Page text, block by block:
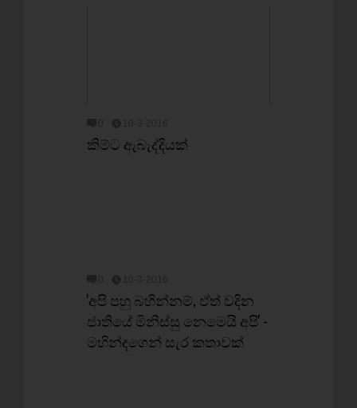
කිම්ට ඇබැද්දියක්
'අපි පහු බහින්නම්, ඒත් වදින
ජාතියේ මිනිස්සු නෙමෙයි අපි' -
මහින්දගෙන් සැර කතාවක්